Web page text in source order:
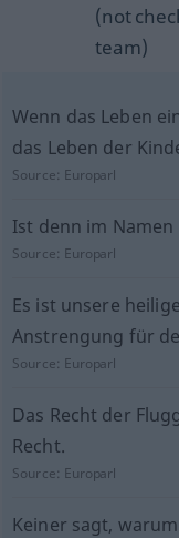
(not
team)
Wenn das Leben
das Leben der
Source: Europarl
Ist denn im
Source: Europarl
Es ist unsere
Anstrengung für
Source: Europarl
Das Recht der
Recht.
Source: Europarl
Keiner sagt,